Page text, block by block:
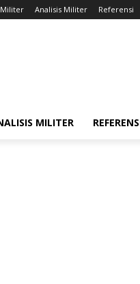
Militer Analisis Militer Referensi
MILITER